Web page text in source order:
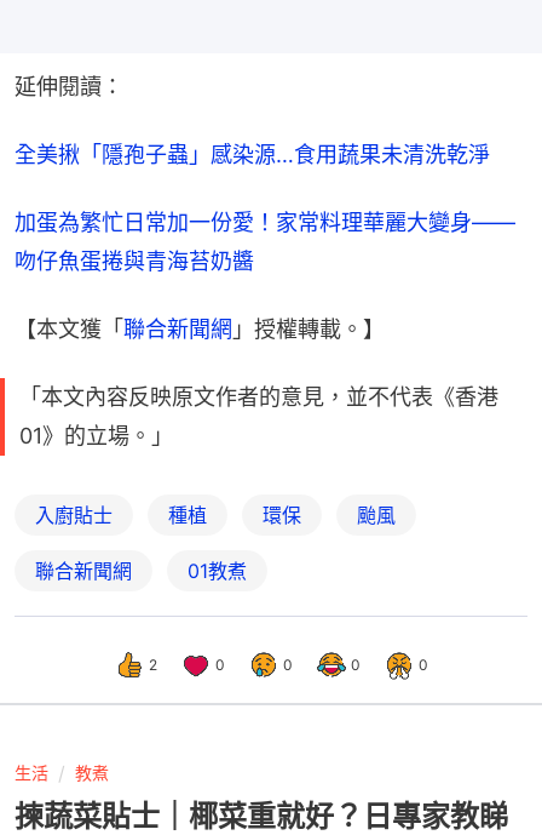
延伸閱讀：
全美揪「隱孢子蟲」感染源…食用蔬果未清洗乾淨
加蛋為繁忙日常加一份愛！家常料理華麗大變身——
吻仔魚蛋捲與青海苔奶醬
【本文獲「聯合新聞網 」授權轉載。】
「本文內容反映原文作者的意見，並不代表《香港
01》的立場。」
入廚貼士 種植 環保 颱風
聯合新聞網 01教煮
2 0 0 0 0
生活 教煮
揀蔬菜貼士｜椰菜重就好？日專家教睇